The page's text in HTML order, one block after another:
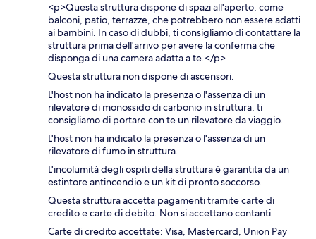
<p>Questa struttura dispone di spazi all'aperto, come
balconi, patio, terrazze, che potrebbero non essere adatti
ai bambini. In caso di dubbi, ti consigliamo di contattare la
struttura prima dell'arrivo per avere la conferma che
disponga di una camera adatta a te.</p>
Questa struttura non dispone di ascensori.
L'host non ha indicato la presenza o l'assenza di un
rilevatore di monossido di carbonio in struttura; ti
consigliamo di portare con te un rilevatore da viaggio.
L'host non ha indicato la presenza o l'assenza di un
rilevatore di fumo in struttura.
L'incolumità degli ospiti della struttura è garantita da un
estintore antincendio e un kit di pronto soccorso.
Questa struttura accetta pagamenti tramite carte di
credito e carte di debito. Non si accettano contanti.
Carte di credito accettate: Visa, Mastercard, Union Pay